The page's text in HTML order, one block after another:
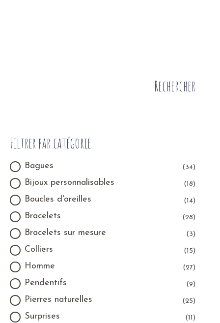
Rechercher
Filtrer par catégorie
Bagues (34)
Bijoux personnalisables (18)
Boucles d'oreilles (14)
Bracelets (28)
Bracelets sur mesure (3)
Colliers (15)
Homme (27)
Pendentifs (9)
Pierres naturelles (25)
Surprises (11)